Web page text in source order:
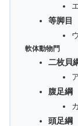
等脚目
軟体動物門
二枚貝
腹足綱
頭足綱